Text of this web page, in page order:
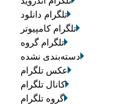
تلگرام دانلود
تلگرام کامپیوتر
تلگرام گروه
دسته‌بندی نشده
عکس تلگرام
کانال تلگرام
گروه تلگرام